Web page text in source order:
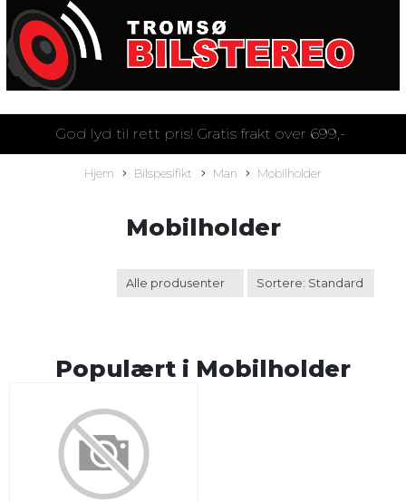
God lyd til rett pris! Gratis frakt over 699,-
Hjem Bilspesifikt Man Mobilholder
Mobilholder
Populært i Mobilholder